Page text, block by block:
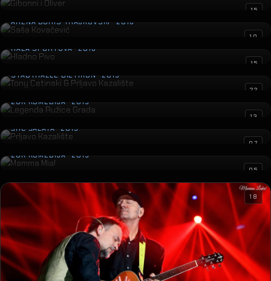
15
Saša Kovačević
ARENA BORIS TRAJKOVSKI · 2016
10
Hladno Pivo
HALA SPORTOVA · 2016
15
Tony Cetinski & Prljavo Kazalište
STADTHALLE DIETIKON · 2015
22
Legenda Ružice Grada
ZGK KOMEDIJA · 2015
13
Prljavo Kazalište
ŠRC ŠALATA · 2015
07
05